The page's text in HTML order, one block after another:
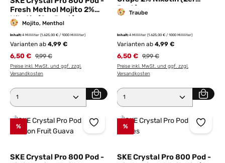
Fresh Methol Mojito 2%
Nikotin (2er Pack)
Mojito, Menthol
Inhalt:4 Milliliter (1.625,00 € / 1000 Milliliter)
Varianten ab 4,99 €
6,50 € Regulärer Preis:
9,99 €
Preise inkl. MwSt. und ggf. zzgl.
Versandkosten
Produkt Anzahl: Gib den gewünschten Wert ein
Pack)
Traube
Inhalt:4 Milliliter (1.625,00 € / 1000 Milliliter)
Varianten ab4,99 €
6,50 € Regulärer Preis:
9,99 €
Preise inkl. MwSt. und ggf. zzgl.
Versandkosten
Produkt Anzahl: Gib den
%
SKE Crystal Pro 800 Pod -
%
SKE Crystal Pro 800 Pod -